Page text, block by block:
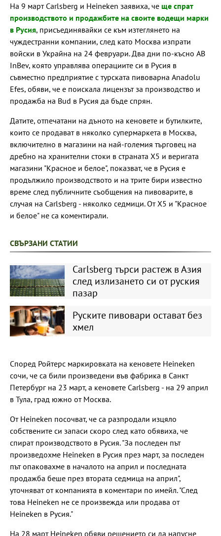
На 9 март Carlsberg и Heineken заявиха, че ще спрат
производството и продажбите на своите водещи марки
в Русия, присъединявайки се към изтеглянето на
чуждестранни компании, след като Москва изпрати
войски в Украйна на 24 февруари. Два дни по-късно AB
InBev, която управлява операциите си в Русия в
съвместно предприятие с турската пивоварна Anadolu
Efes, обяви, че е поискала лицензът за производство и
продажба на Bud в Русия да бъде спрян.
Датите, отпечатани на дъното на кеновете и бутилките,
които се продават в няколко супермаркета в Москва,
включително в магазини на най-големия търговец на
дребно на хранителни стоки в страната X5 и веригата
магазини "Красное и белое", показват, че в Русия е
продължило производството и на трите бири известно
време след публичните съобщения на пивоварите, в
случая на Carlsberg - няколко седмици. От X5 и "Красное
и белое" не са коментирали.
СВЪРЗАНИ СТАТИИ
Carlsberg търси растеж в Азия
след излизането си от руския
пазар
Руските пивовари остават без
хмел
Според Ройтерс маркировката на кеновете Heineken
сочи, че са били произведени във фабрика в Санкт
Петербург на 23 март, а кеновете Carlsberg - на 29 април
в Тула, град южно от Москва.
От Heineken посочват, че са разпродали изцяло
собствените си запаси скоро след като обявиха, че
спират производството в Русия. "За последен път
произведохме Heineken в Русия през март, за последен
път опаковахме в началото на април и последната
продажба беше през втората седмица на април",
уточняват от компанията в коментари по имейл. "След
това Heineken не се произвежда или продава от
Heineken в Русия."
На 28 март Heineken обяви решението си да напусне